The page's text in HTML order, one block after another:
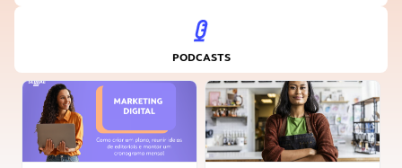
PODCASTS